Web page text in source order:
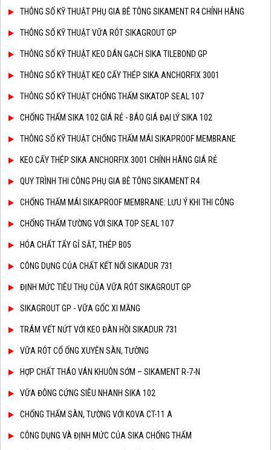
THÔNG SỐ KỸ THUẬT PHỤ GIA BÊ TÔNG SIKAMENT R4 CHÍNH HÃNG
THÔNG SỐ KỸ THUẬT VỮA RÓT SIKAGROUT GP
THÔNG SỐ KỸ THUẬT KEO DÁN GẠCH SIKA TILEBOND GP
THÔNG SỐ KỸ THUẬT KEO CẤY THÉP SIKA ANCHORFIX 3001
THÔNG SỐ KỸ THUẬT CHỐNG THẤM SIKATOP SEAL 107
CHỐNG THẤM SIKA 102 GIÁ RẺ - BÁO GIÁ ĐẠI LÝ SIKA 102
THÔNG SỐ KỸ THUẬT CHỐNG THẤM MÁI SIKAPROOF MEMBRANE
KEO CẤY THÉP SIKA ANCHORFIX 3001 CHÍNH HÃNG GIÁ RẺ
QUY TRÌNH THI CÔNG PHỤ GIA BÊ TÔNG SIKAMENT R4
CHỐNG THẤM MÁI SIKAPROOF MEMBRANE: LƯU Ý KHI THI CÔNG
CHỐNG THẤM TƯỜNG VỚI SIKA TOP SEAL 107
HÓA CHẤT TẨY GỈ SẮT, THÉP B05
CÔNG DỤNG CỦA CHẤT KẾT NỐI SIKADUR 731
ĐỊNH MỨC TIÊU THỤ CỦA VỮA RÓT SIKAGROUT GP
SIKAGROUT GP - VỮA GỐC XI MĂNG
TRÁM VẾT NỨT VỚI KEO ĐÀN HỒI SIKADUR 731
VỮA RÓT CỔ ỐNG XUYÊN SÀN, TƯỜNG
HỢP CHẤT THÁO VÁN KHUÔN SỚM – SIKAMENT R-7-N
VỮA ĐÔNG CỨNG SIÊU NHANH SIKA 102
CHỐNG THẤM SÀN, TƯỜNG VỚI KOVA CT-11 A
CÔNG DỤNG VÀ ĐỊNH MỨC CỦA SIKA CHỐNG THẤM